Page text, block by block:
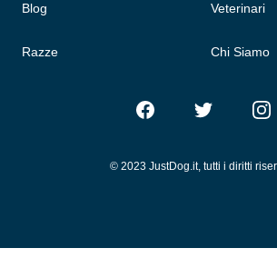
Blog
Razze
Veterinari
Chi Siamo
FacebookTwitter
© 2023 JustDog.it, tutti i diritti